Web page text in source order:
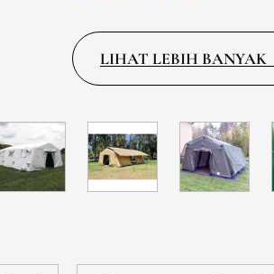
LIHAT LEBIH BANYAK